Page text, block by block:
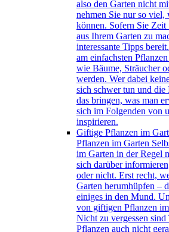
also den Garten nicht
nehmen Sie nur so viel,
können. Sofern Sie Zeit
aus Ihrem Garten zu
interessante Tipps
am einfachsten
wie Bäume, Sträucher
werden. Wer dabei
sich schwer tun und die
das bringen, was man
sich im Folgenden von
inspirieren.
Giftige Pflanzen im
Pflanzen im Garten
im Garten in der Regel
sich darüber
oder nicht. Erst recht,
Garten herumhüpfen –
einiges in den Mund.
von giftigen Pflanzen
Nicht zu vergessen sind
Pflanzen auch nicht